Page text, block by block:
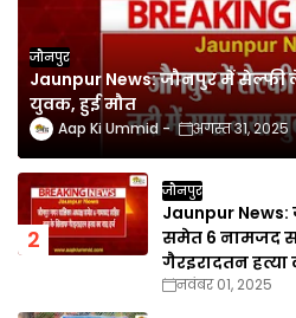
जौनपुर
Jaunpur News: जौनपुर में
युवक, हुई मौत
Aap Ki Ummid अगस्त 31, 2025
जौनपुर
Jaunpur News:
समेत 6 नामजद
गैरइरादतन हत्या
नवंबर 01, 2025